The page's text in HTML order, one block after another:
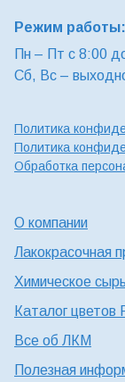
Режим работы:
Пн – Пт с 8:00
Сб, Вс –
Политика
Политика
Обработка
О компании
Лакокрасочная
Химическое
Каталог цветов
Все об ЛКМ
Полезная